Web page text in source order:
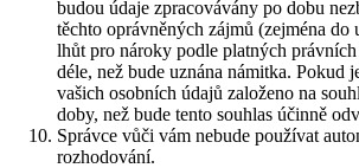
budou údaje zpracovávány po dobu
těchto oprávněných zájmů (zejména
lhůt pro nároky podle platných
déle, než bude uznána námitka. Pokud
vašich osobních údajů založeno na
doby, než bude tento souhlas účinně
Správce vůči vám nebude používat
rozhodování.